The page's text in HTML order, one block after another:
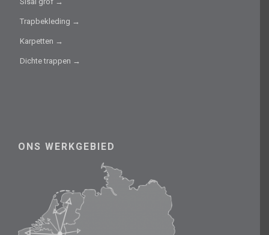
Trapbekleding →
Karpetten →
Dichte trappen →
ONS WERKGEBIED